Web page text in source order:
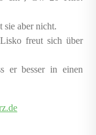
sie aber nicht.
freut sich über
er besser in einen